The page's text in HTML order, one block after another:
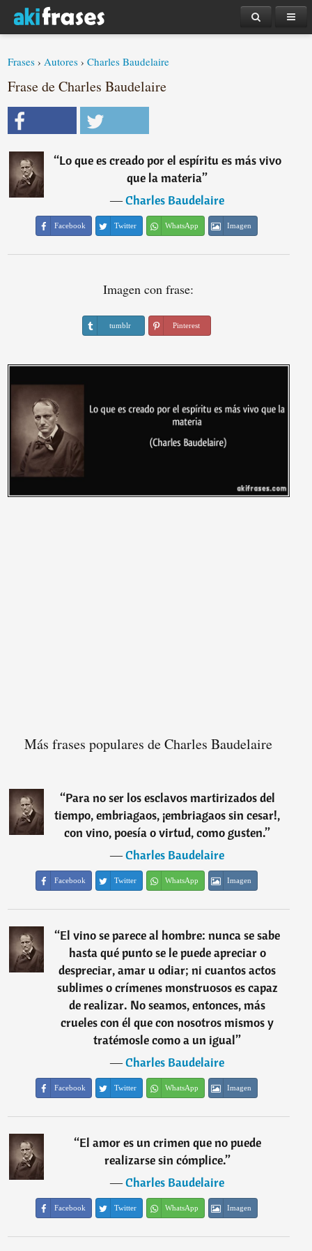
Frases ›Autores ›Charles Baudelaire
Frase de Charles Baudelaire
“Lo que es creado por el espíritu es más vivo
que la materia”
―Charles Baudelaire
Facebook Twitter WhatsApp Imagen
Imagen con frase:
tumblr Pinterest
Más frases populares de Charles Baudelaire
“Para no ser los esclavos martirizados del
tiempo, embriagaos, ¡embriagaos sin cesar!,
con vino, poesía o virtud, como gusten.”
―Charles Baudelaire
Facebook Twitter WhatsApp Imagen
“El vino se parece al hombre: nunca se sabe
hasta qué punto se le puede apreciar o
despreciar, amar u odiar; ni cuantos actos
sublimes o crímenes monstruosos es capaz
de realizar. No seamos, entonces, más
crueles con él que con nosotros mismos y
tratémosle como a un igual”
―Charles Baudelaire
Facebook Twitter WhatsApp Imagen
“El amor es un crimen que no puede
realizarse sin cómplice.”
―Charles Baudelaire
Facebook Twitter WhatsApp Imagen